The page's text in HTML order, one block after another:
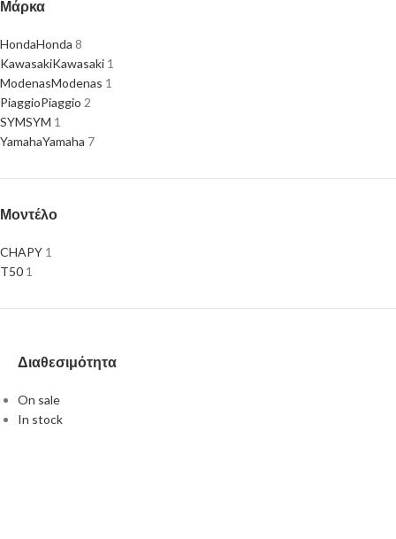
Μάρκα
HondaHonda 8
KawasakiKawasaki 1
ModenasModenas 1
PiaggioPiaggio 2
SYMSYM 1
YamahaYamaha 7
Μοντέλο
CHAPY 1
T50 1
Διαθεσιμότητα
On sale
In stock